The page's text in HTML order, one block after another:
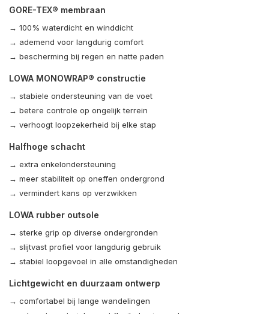
GORE-TEX® membraan
→ 100% waterdicht en winddicht
→ ademend voor langdurig comfort
→ bescherming bij regen en natte paden
LOWA MONOWRAP® constructie
→ stabiele ondersteuning van de voet
→ betere controle op ongelijk terrein
→ verhoogt loopzekerheid bij elke stap
Halfhoge schacht
→ extra enkelondersteuning
→ meer stabiliteit op oneffen ondergrond
→ vermindert kans op verzwikken
LOWA rubber outsole
→ sterke grip op diverse ondergronden
→ slijtvast profiel voor langdurig gebruik
→ stabiel loopgevoel in alle omstandigheden
Lichtgewicht en duurzaam ontwerp
→ comfortabel bij lange wandelingen